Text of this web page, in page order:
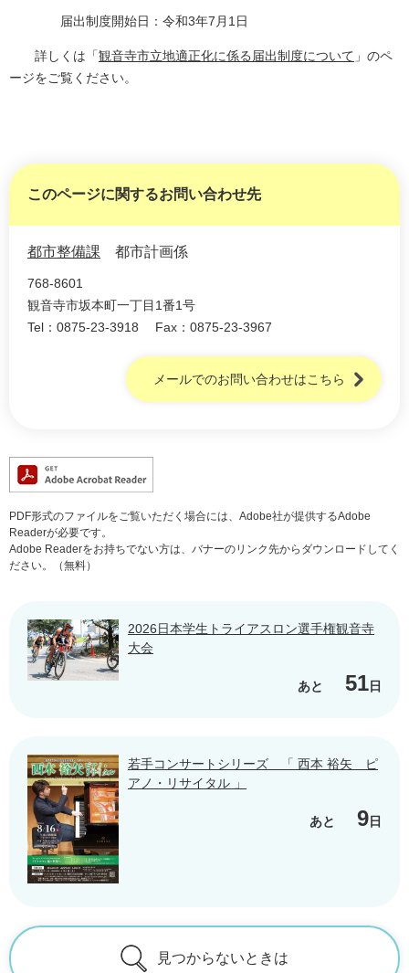
届出制度開始日：令和3年7月1日
詳しくは「観音寺市立地適正化に係る届出制度について 」のペ
ージをご覧ください。
このページに関するお問い合わせ先
都市整備課 都市計画係
768-8601
観音寺市坂本町一丁目1番1号
Tel：0875-23-3918
Fax：0875-23-3967
メールでのお問い合わせはこちら
PDF形式のファイルをご覧いただく場合には、Adobe社が提供するAdobe
Readerが必要です。
Adobe Readerをお持ちでない方は、バナーのリンク先からダウンロードしてく
ださい。（無料）
2026日本学生トライアスロン選手権観音寺
大会
あと 51日
若手コンサートシリーズ 「 西本 裕矢 ピ
アノ・リサイタル 」
あと 9日
見つからないときは